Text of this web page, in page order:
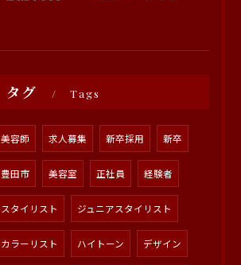
タグ Tags
美容師 求人募集 新卒採用 新卒
豊田市 美容室 正社員 経験者
スタイリスト ジュニアスタイリスト
カラーリスト ハイトーン デザイン